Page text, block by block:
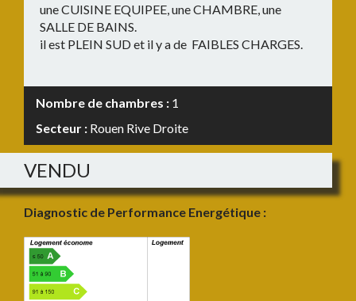
une CUISINE EQUIPEE, une CHAMBRE, une
SALLE DE BAINS.
il est PLEIN SUD et il y a de FAIBLES CHARGES.
Nombre de chambres : 1
Secteur : Rouen Rive Droite
VENDU
Diagnostic de Performance Energétique :